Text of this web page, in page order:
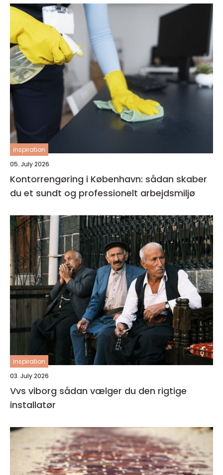
inspiration
05. July 2026
Kontorrengøring i København: sådan skaber
du et sundt og professionelt arbejdsmiljø
inspiration
03. July 2026
Vvs viborg sådan vælger du den rigtige
installatør